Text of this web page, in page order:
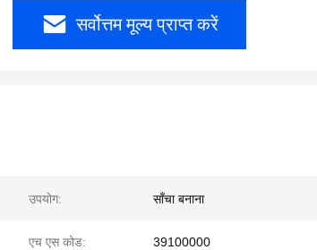
सर्वोत्तम मूल्य प्राप्त करें
उपयोग: साँचा बनाना
एच एस कोड: 39100000